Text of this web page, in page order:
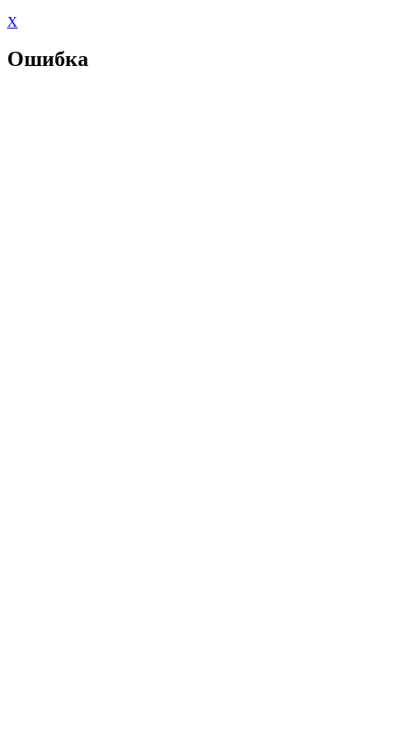
X
Ошибка